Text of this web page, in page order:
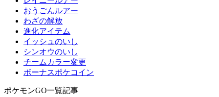
おうごんルアー
わざの解放
進化アイテム
イッシュのいし
シンオウのいし
チームカラー変更
ボーナスポケコイン
ポケモンGO一覧記事